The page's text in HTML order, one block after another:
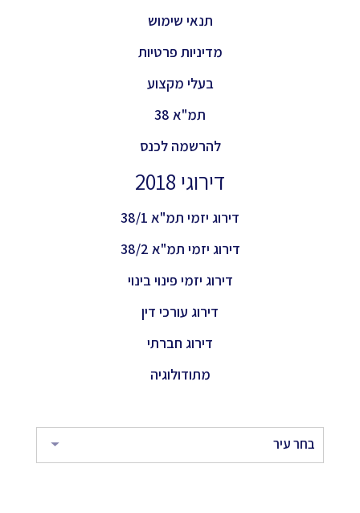
תנאי שימוש
מדיניות פרטיות
בעלי מקצוע
תמ"א 38
להרשמה לכנס
דירוגי 2018
דירוג יזמי תמ"א 38/1
דירוג יזמי תמ"א 38/2
דירוג יזמי פינוי בינוי
דירוג עורכי דין
דירוג חברתי
מתודולוגיה